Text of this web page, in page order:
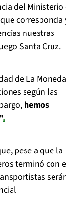
del Ministerio
corresponda
nuestras
Santa Cruz.
de La
según las
hemos
.
pese a que la
terminó con